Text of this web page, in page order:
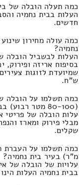
כמה תעלה הובלה של
חדשים.
כמה עולה מחירון
נחמיה?
בסיפוח אריזה ופירוק,
ש"ח.
כמה תשלמו על הובלה
(80-100 מטר רבוע) בבית נחמיה?
עלות הובלה של פריטי
שקלים.
מ"ר) בעיר בית נחמיה?
עלויות של הובלה של
בבית נחמיה העלות הינו 4400 וזה מגיע עד 2000 שקל חדש.